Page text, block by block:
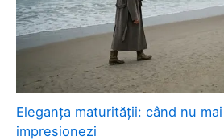
Eleganța maturității: când nu
impresionezi